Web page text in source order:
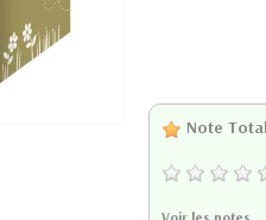
Note